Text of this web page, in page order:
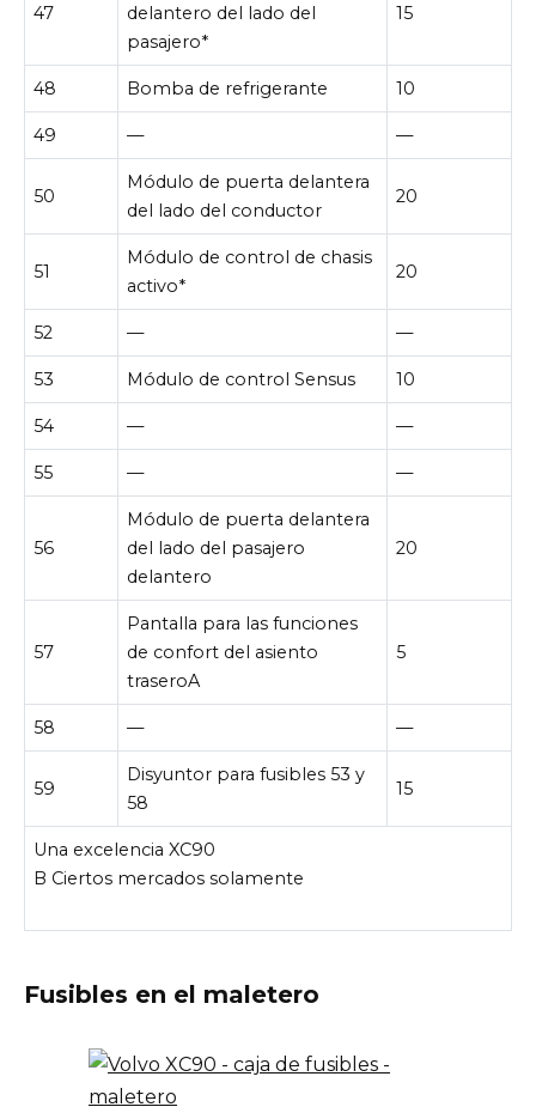
47
delantero del lado del
pasajero*
15
48 Bomba de refrigerante 10
49 — —
50
Módulo de puerta delantera
del lado del conductor
20
51
Módulo de control de chasis
activo*
20
52 — —
53 Módulo de control Sensus 10
54 — —
55 — —
56
Módulo de puerta delantera
del lado del pasajero
delantero
20
57
Pantalla para las funciones
de confort del asiento
traseroA
5
58 — —
59
Disyuntor para fusibles 53 y
58
15
Una excelencia XC90
B Ciertos mercados solamente
Fusibles en el maletero